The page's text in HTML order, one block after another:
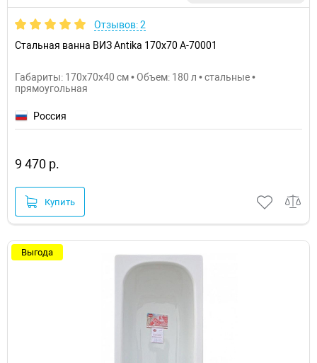
Отзывов: 2
Стальная ванна ВИЗ Antika 170x70 A-70001
Габариты: 170x70x40 см • Объем: 180 л • стальные •
прямоугольная
Россия
9 470 р.
Купить
Выгода